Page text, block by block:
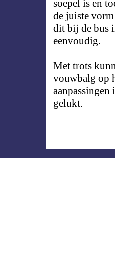
soepel is en
de juiste vorm
dit bij de bus
eenvoudig.
Met trots
vouwbalg op
aanpassingen
gelukt.